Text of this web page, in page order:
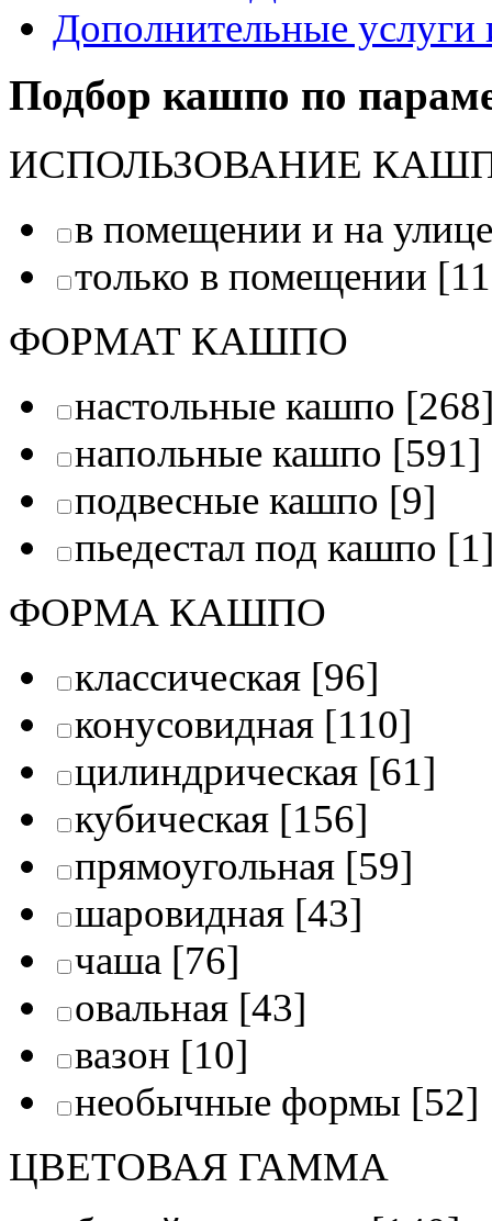
Дополнительные услуги
Подбор кашпо по
ИСПОЛЬЗОВАНИЕ
в помещении и на улице
только в помещении
ФОРМАТ КАШПО
настольные кашпо
напольные кашпо [591]
подвесные кашпо [9]
пьедестал под кашпо
ФОРМА КАШПО
классическая [96]
конусовидная [110]
цилиндрическая [61]
кубическая [156]
прямоугольная [59]
шаровидная [43]
чаша [76]
овальная [43]
вазон [10]
необычные формы [52]
ЦВЕТОВАЯ ГАММА